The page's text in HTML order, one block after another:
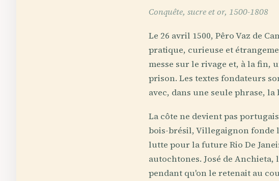
Conquête, sucre et or, 1500-1808
Le 26 avril 1500, Pêro Vaz de
pratique, curieuse et
messe sur le rivage et, à la fin,
prison. Les textes fondateurs
avec, dans une seule phrase,
La côte ne devient pas
bois-brésil, Villegaignon fonde
lutte pour la future Rio De
autochtones. José de
pendant qu'on le retenait au